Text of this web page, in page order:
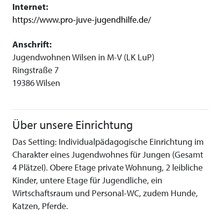
Internet:
https://www.pro-juve-jugendhilfe.de/
Anschrift:
Jugendwohnen Wilsen in M-V (LK LuP)
Ringstraße 7
19386 Wilsen
Über unsere Einrichtung
Das Setting: Individualpädagogische Einrichtung im
Charakter eines Jugendwohnes für Jungen (Gesamt
4 PlätzeI). Obere Etage private Wohnung, 2 leibliche
Kinder, untere Etage für Jugendliche, ein
Wirtschaftsraum und Personal-WC, zudem Hunde,
Katzen, Pferde.